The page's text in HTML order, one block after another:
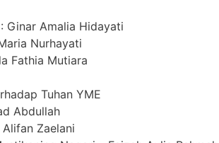
Ginar Amalia Hidayati
Nurhayati
Fathia Mutiara
Tuhan YME
Abdullah
Zaelani